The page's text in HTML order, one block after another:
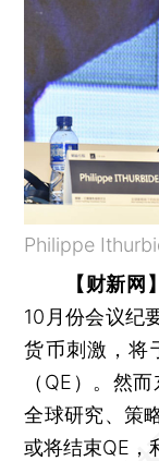
Philippe
【财新网
10月份会议纪
货币刺激，将
（QE）。然
全球研究、策
或将结束QE，